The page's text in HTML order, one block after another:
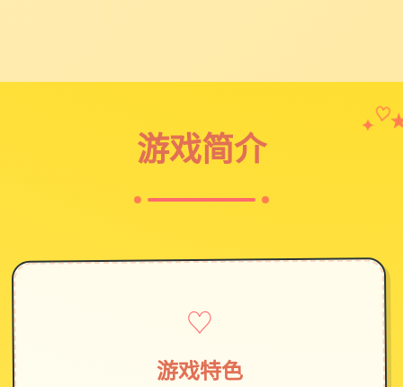
游戏简介
✦ ♡
♡
游戏特色